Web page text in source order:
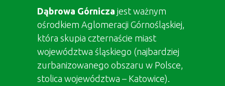
Dąbrowa Górnicza jest ważnym
ośrodkiem Aglomeracji Górnośląskiej,
która skupia czternaście miast
województwa śląskiego (najbardziej
zurbanizowanego obszaru w Polsce,
stolica województwa – Katowice).